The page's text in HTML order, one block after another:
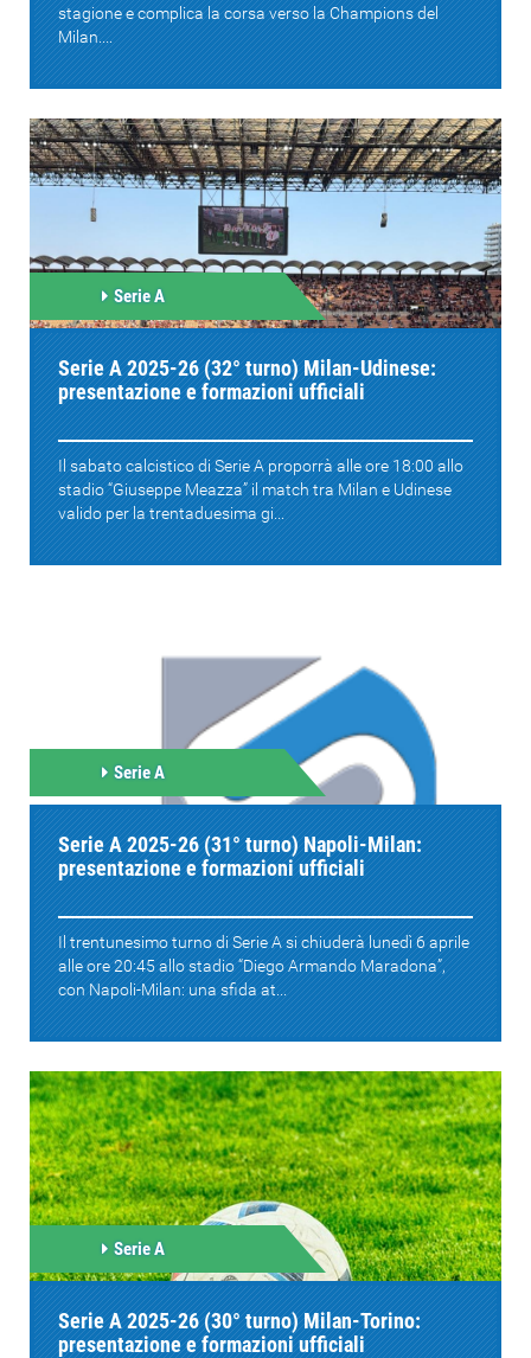
stagione e complica la corsa verso la Champions del
Milan....
Serie A
Serie A 2025-26 (32° turno) Milan-Udinese:
presentazione e formazioni ufficiali
Il sabato calcistico di Serie A proporrà alle ore 18:00 allo
stadio “Giuseppe Meazza” il match tra Milan e Udinese
valido per la trentaduesima gi...
Serie A
Serie A 2025-26 (31° turno) Napoli-Milan:
presentazione e formazioni ufficiali
Il trentunesimo turno di Serie A si chiuderà lunedì 6 aprile
alle ore 20:45 allo stadio “Diego Armando Maradona”,
con Napoli-Milan: una sfida at...
Serie A
Serie A 2025-26 (30° turno) Milan-Torino:
presentazione e formazioni ufficiali